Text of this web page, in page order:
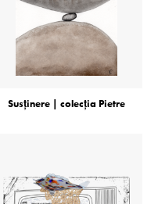
Susţinere | colecţia Pietre